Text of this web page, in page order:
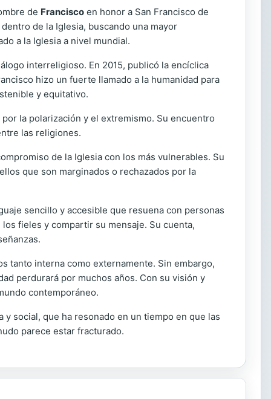
de Francisco en honor a San Francisco de
de la Iglesia, buscando una mayor
a la Iglesia a nivel mundial.
interreligioso. En 2015, publicó la encíclica
hizo un fuerte llamado a la humanidad para
y equitativo.
la polarización y el extremismo. Su encuentro
las religiones.
de la Iglesia con los más vulnerables. Su
que son marginados o rechazados por la
sencillo y accesible que resuena con personas
fieles y compartir su mensaje. Su cuenta,
tanto interna como externamente. Sin embargo,
perdurará por muchos años. Con su visión y
contemporáneo.
social, que ha resonado en un tiempo en que las
parece estar fracturado.